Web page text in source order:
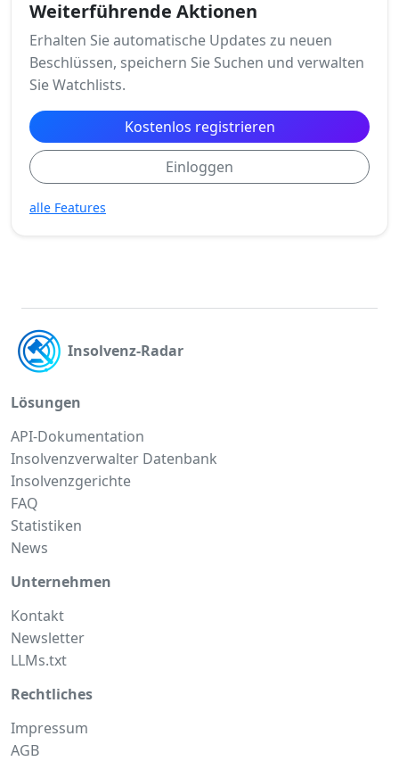
Weiterführende Aktionen
Erhalten Sie automatische Updates zu neuen
Beschlüssen, speichern Sie Suchen und verwalten
Sie Watchlists.
Kostenlos registrieren
Einloggen
alle Features
Insolvenz-Radar
Lösungen
API-Dokumentation
Insolvenzverwalter Datenbank
Insolvenzgerichte
FAQ
Statistiken
News
Unternehmen
Kontakt
Newsletter
LLMs.txt
Rechtliches
Impressum
AGB